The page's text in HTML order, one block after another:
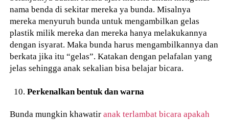
nama benda di sekitar mereka ya bunda. Misalnya
mereka menyuruh bunda untuk mengambilkan gelas
plastik milik mereka dan mereka hanya melakukannya
dengan isyarat. Maka bunda harus mengambilkannya dan
berkata jika itu “gelas”. Katakan dengan pelafalan yang
jelas sehingga anak sekalian bisa belajar bicara.
Perkenalkan bentuk dan warna
Bunda mungkin khawatiranak terlambat bicara apakah